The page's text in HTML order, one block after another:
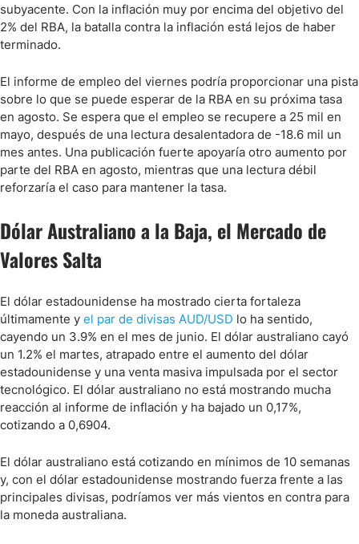
subyacente. Con la inflación muy por encima del objetivo del
2% del RBA, la batalla contra la inflación está lejos de haber
terminado.
El informe de empleo del viernes podría proporcionar una pista
sobre lo que se puede esperar de la RBA en su próxima tasa
en agosto. Se espera que el empleo se recupere a 25 mil en
mayo, después de una lectura desalentadora de -18.6 mil un
mes antes. Una publicación fuerte apoyaría otro aumento por
parte del RBA en agosto, mientras que una lectura débil
reforzaría el caso para mantener la tasa.
Dólar Australiano a la Baja, el Mercado de
Valores Salta
El dólar estadounidense ha mostrado cierta fortaleza
últimamente y el par de divisas AUD/USD lo ha sentido,
cayendo un 3.9% en el mes de junio. El dólar australiano cayó
un 1.2% el martes, atrapado entre el aumento del dólar
estadounidense y una venta masiva impulsada por el sector
tecnológico. El dólar australiano no está mostrando mucha
reacción al informe de inflación y ha bajado un 0,17%,
cotizando a 0,6904.
El dólar australiano está cotizando en mínimos de 10 semanas
y, con el dólar estadounidense mostrando fuerza frente a las
principales divisas, podríamos ver más vientos en contra para
la moneda australiana.